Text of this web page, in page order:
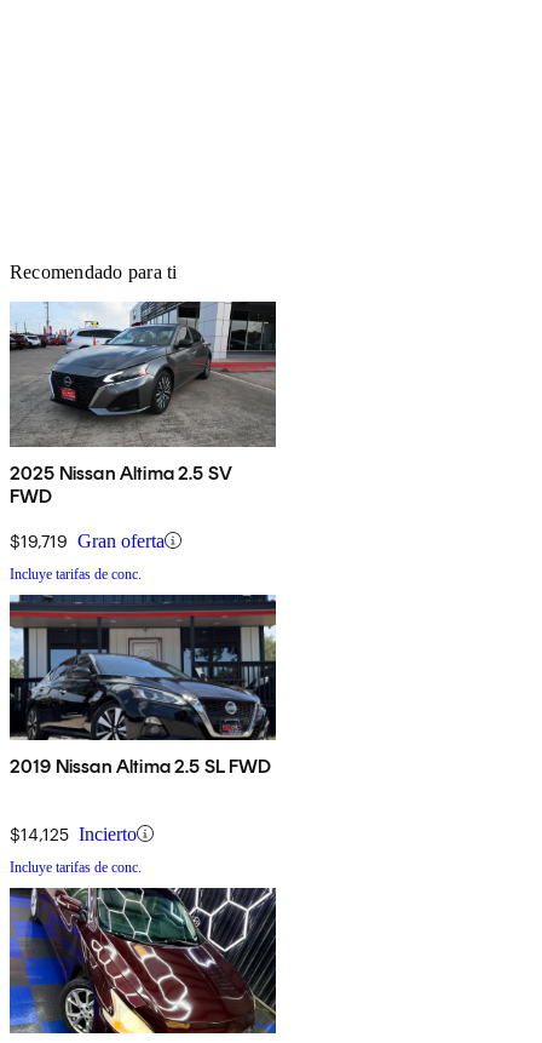
Recomendado para ti
2025 Nissan Altima 2.5 SV
FWD
$19,719 Gran oferta
Incluye tarifas de conc.
2019 Nissan Altima 2.5 SL FWD
$14,125 Incierto
Incluye tarifas de conc.